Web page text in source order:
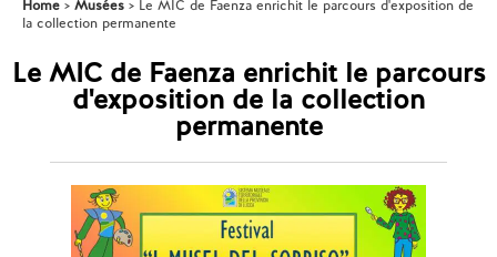
Home Musées
Le MIC de Faenza enrichit le parcours d'exposition de
la collection permanente
Le MIC de Faenza enrichit le parcours
d'exposition de la collection
permanente